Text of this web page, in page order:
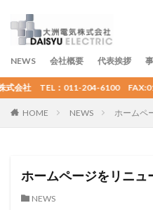
NEWS 会社概要 代表挨拶
会社 TEL：011-204-6100
HOME NEWS ホームペ
ホームページをリニュ
NEWS